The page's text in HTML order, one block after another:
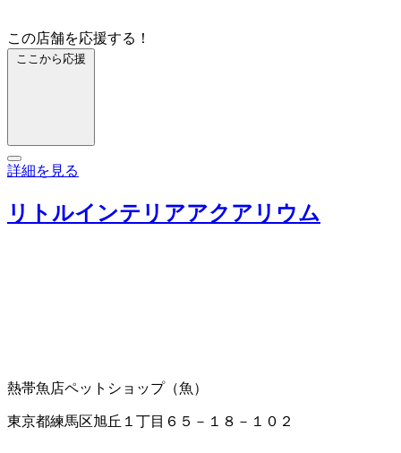
この店舗を応援する！
ここから応援
詳細を見る
リトルインテリアアクアリウム
熱帯魚店ペットショップ（魚）
東京都練馬区旭丘１丁目６５－１８－１０２